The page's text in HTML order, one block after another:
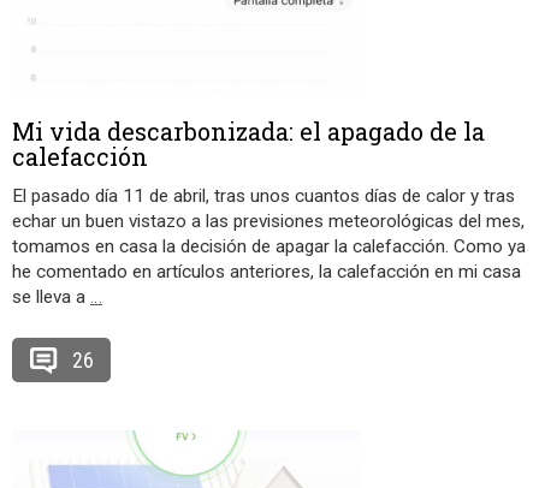
Mi vida descarbonizada: el apagado de la
calefacción
El pasado día 11 de abril, tras unos cuantos días de calor y tras
echar un buen vistazo a las previsiones meteorológicas del mes,
tomamos en casa la decisión de apagar la calefacción. Como ya
he comentado en artículos anteriores, la calefacción en mi casa
se lleva a …
26